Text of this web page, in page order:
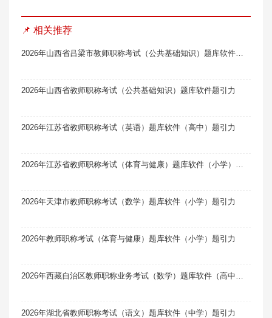
📌 相关推荐
2026年山西省教师职称考试（公共基础知识）题库软件题引力
2026年江苏省教师职称考试（英语）题库软件（高中）题引力
2026年天津市教师职称考试（数学）题库软件（小学）题引力
2026年教师职称考试（体育与健康）题库软件（小学）题引力
2026年湖北省教师职称考试（语文）题库软件（中学）题引力